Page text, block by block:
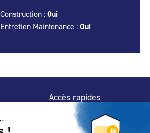
: Oui
Maintenance : Oui
Accès rapides
Espace Presse